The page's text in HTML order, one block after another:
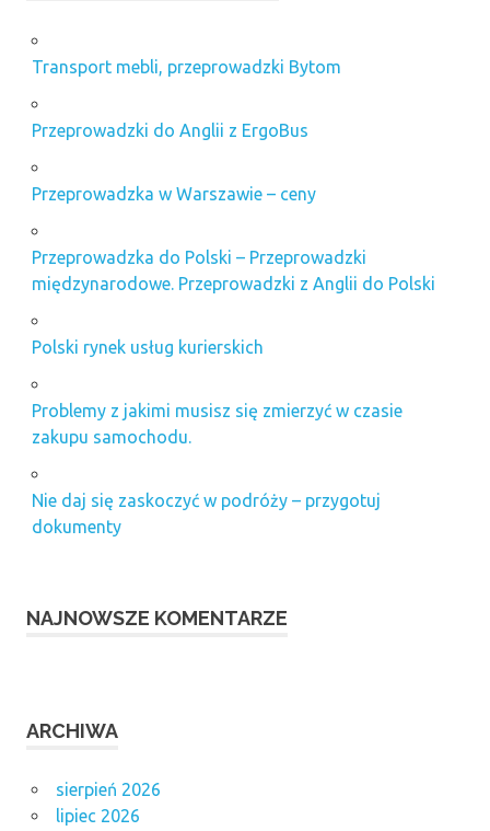
Transport mebli, przeprowadzki Bytom
Przeprowadzki do Anglii z ErgoBus
Przeprowadzka w Warszawie – ceny
Przeprowadzka do Polski – Przeprowadzki
międzynarodowe. Przeprowadzki z Anglii do Polski
Polski rynek usług kurierskich
Problemy z jakimi musisz się zmierzyć w czasie
zakupu samochodu.
Nie daj się zaskoczyć w podróży – przygotuj
dokumenty
NAJNOWSZE KOMENTARZE
ARCHIWA
sierpień 2026
lipiec 2026